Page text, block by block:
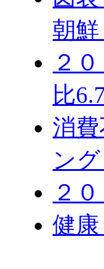
朝
２
比
消
ン
２
健